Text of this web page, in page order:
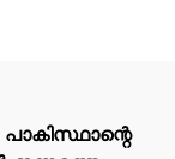
പാകിസ്ഥാന്റെ